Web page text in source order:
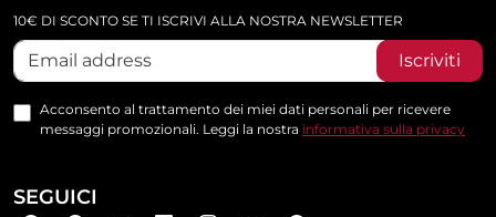
10€ DI SCONTO SE TI ISCRIVI ALLA NOSTRA NEWSLETTER
Iscriviti
Acconsento al trattamento dei miei dati personali per ricevere
messaggi promozionali. Leggi la nostra informativa sulla privacy
SEGUICI